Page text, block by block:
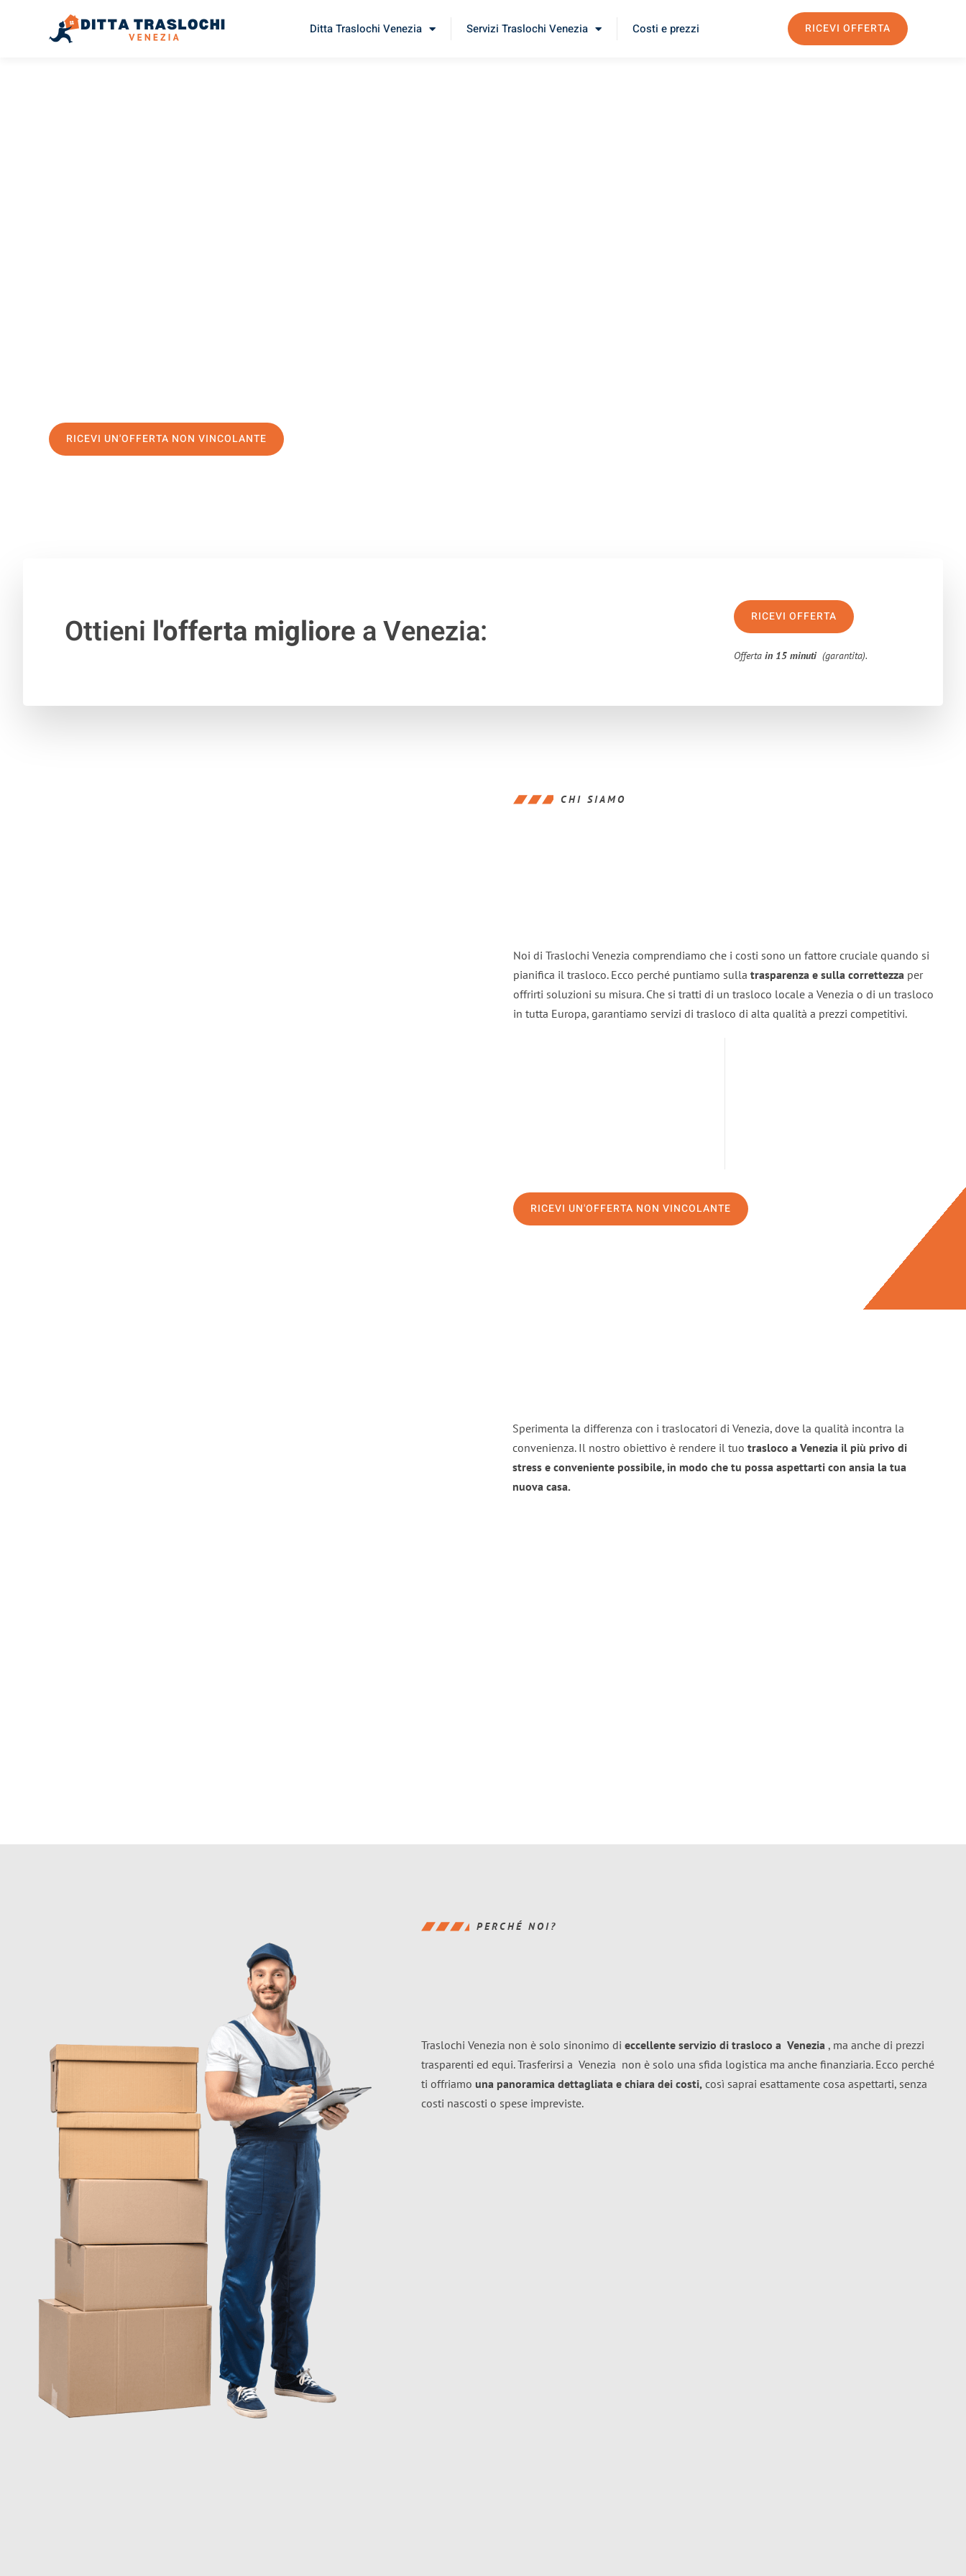
Ditta Traslochi Venezia Servizi Traslochi Venezia Costi e prezzi RICEVI OFFERTA
RICEVI UN'OFFERTA NON VINCOLANTE
Ottieni l'offerta migliorea Venezia: RICEVI OFFERTA
Offertain 15 minuti (garantita).
CHI SIAMO
Noi di Traslochi Venezia comprendiamo che i costi sono un fattore cruciale quando si
pianifica il trasloco. Ecco perché puntiamo sulla trasparenza e sulla correttezza per
offrirti soluzioni su misura. Che si tratti di un trasloco locale a Venezia o di un trasloco
in tutta Europa, garantiamo servizi di trasloco di alta qualità a prezzi competitivi.
RICEVI UN'OFFERTA NON VINCOLANTE
Sperimenta la differenza con i traslocatori di Venezia, dove la qualità incontra la
convenienza. Il nostro obiettivo è rendere il tuo trasloco a Venezia il più privo di
stress e conveniente possibile, in modo che tu possa aspettarti con ansia la tua
nuova casa.
PERCHÉ NOI?
Traslochi Venezia non è solo sinonimo di eccellente servizio di trasloco a Venezia , ma anche di prezzi
trasparenti ed equi. Trasferirsi a Venezia non è solo una sfida logistica ma anche finanziaria. Ecco perché
ti offriamo una panoramica dettagliata e chiara dei costi, così saprai esattamente cosa aspettarti, senza
costi nascosti o spese impreviste.